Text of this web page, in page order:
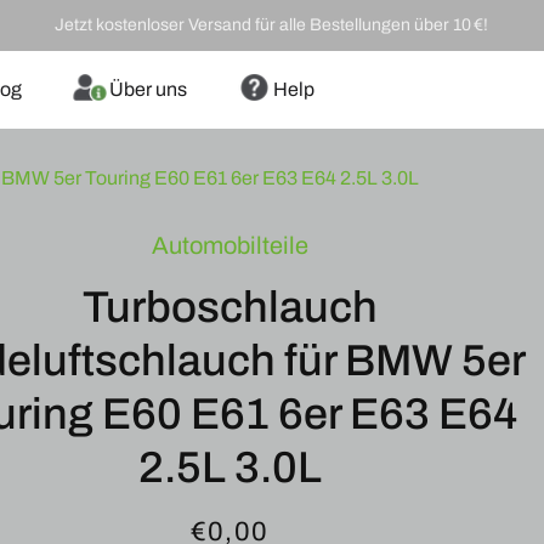
Jetzt kostenloser Versand für alle Bestellungen über 10 €!
Über uns Help
5er Touring E60 E61 6er E63 E64 2.5L 3.0L
Automobilteile
Turboschlauch
für BMW 5er
E60 E61 6er E63 E64
2.5L 3.0L
Normaler
€0,00